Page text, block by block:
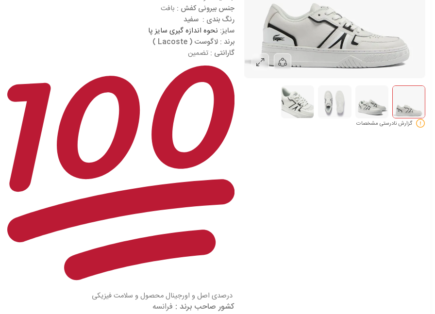
گزارش نادرستی مشخصات
جنس بیرونی کفش : بافت
رنگ بندی : سفید
سایز: نحوه اندازه گیری سایز پا
برند : لاگوست ( Lacoste )
گارانتی : تضمین
درصدی اصل و اورجینال محصول و سلامت فیزیکی
کشور صاحب برند : فرانسه